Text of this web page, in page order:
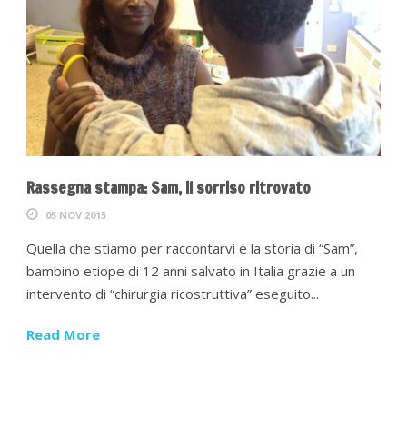
Rassegna stampa: Sam, il sorriso ritrovato
05 NOV 2015
Quella che stiamo per raccontarvi è la storia di “Sam”,
bambino etiope di 12 anni salvato in Italia grazie a un
intervento di “chirurgia ricostruttiva” eseguito...
Read More